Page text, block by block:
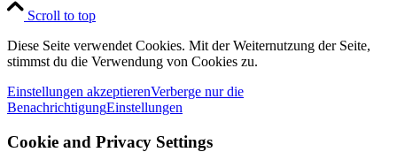
Scroll to top
Diese Seite verwendet Cookies. Mit der Weiternutzung der Seite,
stimmst du die Verwendung von Cookies zu.
Einstellungen akzeptierenVerberge nur die
BenachrichtigungEinstellungen
Cookie and Privacy Settings